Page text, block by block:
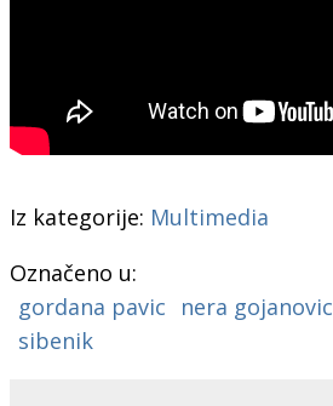
Iz kategorije: Multimedia
Označeno u:
gordana pavic
nera gojanovic
sibenik